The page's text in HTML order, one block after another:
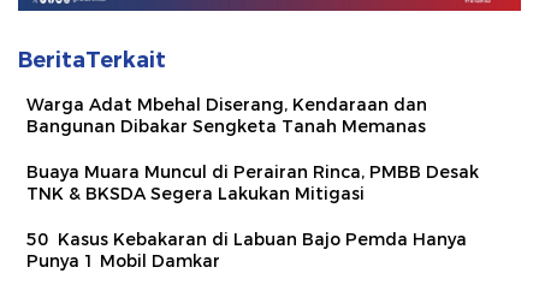
BeritaTerkait
Warga Adat Mbehal Diserang, Kendaraan dan
Bangunan Dibakar Sengketa Tanah Memanas
Buaya Muara Muncul di Perairan Rinca, PMBB Desak
TNK & BKSDA Segera Lakukan Mitigasi
50 Kasus Kebakaran di Labuan Bajo Pemda Hanya
Punya 1 Mobil Damkar